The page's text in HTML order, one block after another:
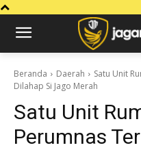
Beranda Daerah
Satu Unit
Dilahap Si Jago Merah
Satu Unit
Perumnas